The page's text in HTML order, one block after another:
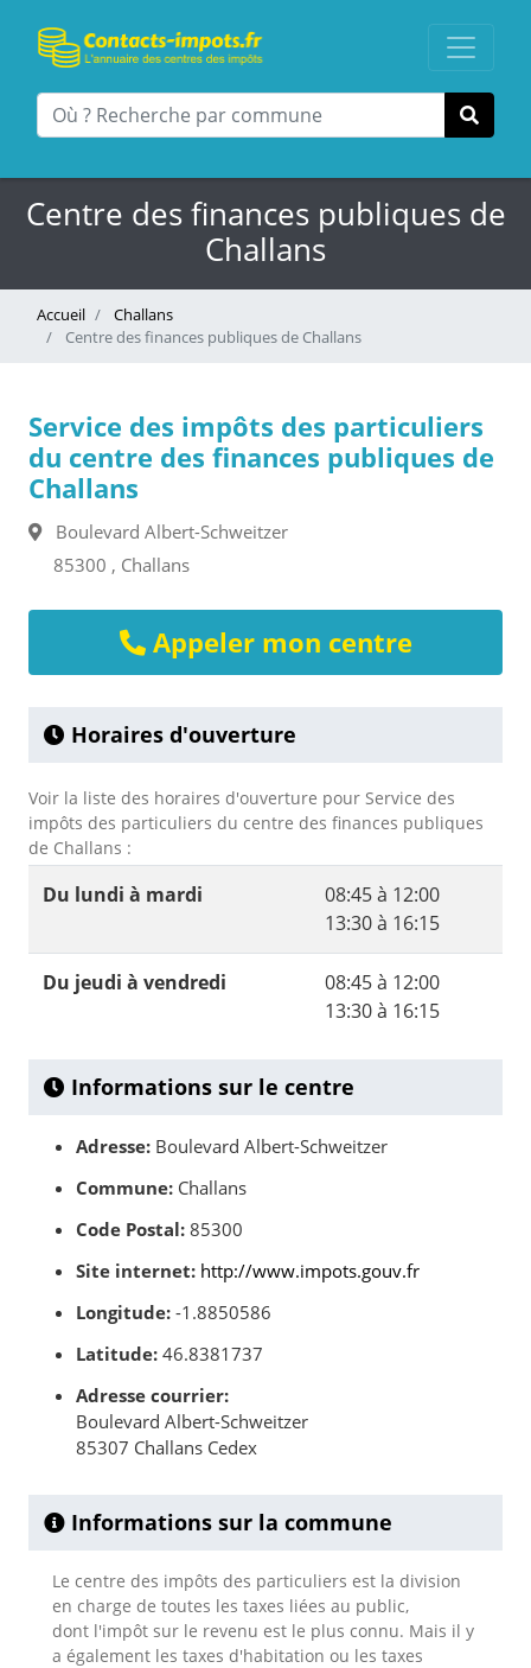
Centre des finances publiques de
Challans
Accueil
Challans
Centre des finances publiques de Challans
Service des impôts des particuliers
du centre des finances publiques de
Challans
Boulevard Albert-Schweitzer
85300 , Challans
Appeler mon centre
Horaires d'ouverture
Voir la liste des horaires d'ouverture pour Service des
impôts des particuliers du centre des finances publiques
de Challans :
Du lundi à mardi
08:45 à 12:00
13:30 à 16:15
Du jeudi à vendredi
08:45 à 12:00
13:30 à 16:15
Informations sur le centre
Adresse: Boulevard Albert-Schweitzer
Commune: Challans
Code Postal: 85300
Site internet: http://www.impots.gouv.fr
Longitude: -1.8850586
Latitude: 46.8381737
Adresse courrier:
Boulevard Albert-Schweitzer
85307 Challans Cedex
Informations sur la commune
Le centre des impôts des particuliers est la division
en charge de toutes les taxes liées au public,
dont l'impôt sur le revenu est le plus connu. Mais il y
a également les taxes d'habitation ou les taxes